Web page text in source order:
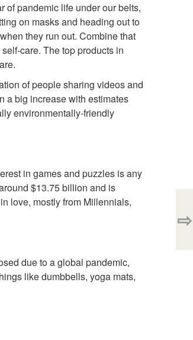
of pandemic life under our belts,
on masks and heading out to
they run out. Combine that
care. The top products in
of people sharing videos and
a big increase with estimates
environmentally-friendly
in games and puzzles is any
$13.75 billion and is
love, mostly from Millennials,
due to a global pandemic,
like dumbbells, yoga mats,
⇨